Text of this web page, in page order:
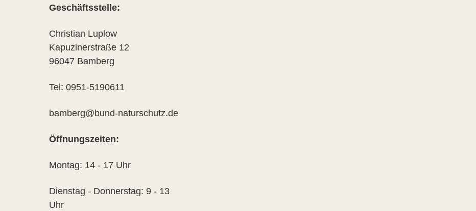
Geschäftsstelle:
Christian Luplow
Kapuzinerstraße 12
96047 Bamberg
Tel: 0951-5190611
bamberg@bund-naturschutz.de
Öffnungszeiten:
Montag: 14 - 17 Uhr
Dienstag - Donnerstag: 9 - 13
Uhr